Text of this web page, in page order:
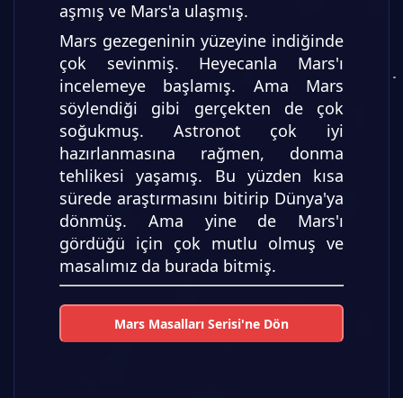
aşmış ve Mars'a ulaşmış.
Mars gezegeninin yüzeyine indiğinde
çok sevinmiş. Heyecanla Mars'ı
incelemeye başlamış. Ama Mars
söylendiği gibi gerçekten de çok
soğukmuş. Astronot çok iyi
hazırlanmasına rağmen, donma
tehlikesi yaşamış. Bu yüzden kısa
sürede araştırmasını bitirip Dünya'ya
dönmüş. Ama yine de Mars'ı
gördüğü için çok mutlu olmuş ve
masalımız da burada bitmiş.
Mars Masalları Serisi'ne Dön